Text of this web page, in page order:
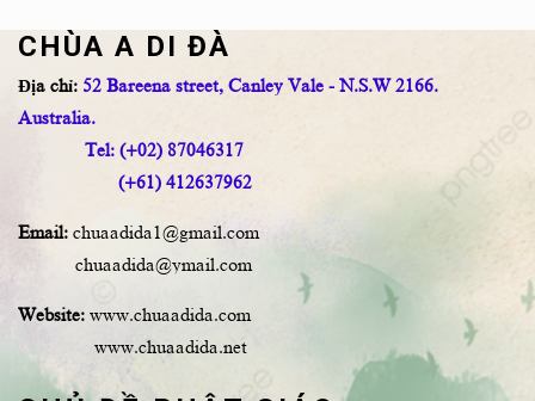
CHÙA A DI ĐÀ
Địa chỉ: 52 Bareena street, Canley Vale - N.S.W 2166.
Australia.
Tel: (+02) 87046317
(+61) 412637962
Email: chuaadida1@gmail.com
chuaadida@ymail.com
Website: www.chuaadida.com
www.chuaadida.net